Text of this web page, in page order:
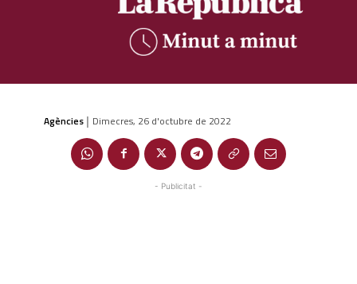
Agències | Dimecres, 26 d'octubre de 2022
- Publicitat -